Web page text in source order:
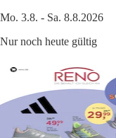
Mo. 3.8. - Sa. 8.8.2026
Nur noch heute gültig